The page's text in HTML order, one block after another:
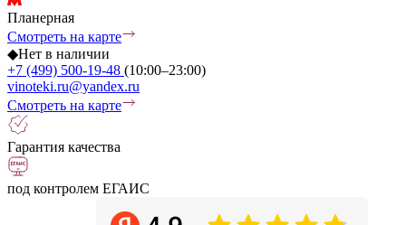
Планерная
Смотреть на карте
◆Нет в наличии
+7 (499) 500-19-48 (10:00–23:00)
vinoteki.ru@yandex.ru
Смотреть на карте
Гарантия качества
под контролем ЕГАИС